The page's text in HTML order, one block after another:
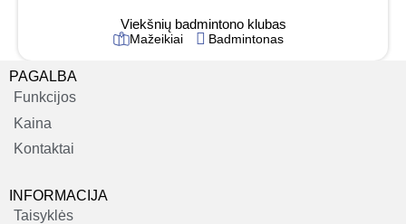
Viekšnių badmintono klubas
Mažeikiai Badmintonas
PAGALBA
Funkcijos
Kaina
Kontaktai
INFORMACIJA
Taisyklės